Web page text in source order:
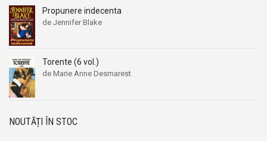
Aleksandr Beleaev
Alessandro Parronchi
Alex Mihai Stoenescu
Alexandr Soljenitin
Alexandra Jones
Alexandra Mosneaga
Alexandre Dumas
Aleksandr Beleaev
Alessandro Parronchi
Alex Mihai Stoenescu
Alexandr Soljenitin
Alexandra Jones
Alexandra Mosneaga
Alexandre Dumas
Propunere indecenta
de Jennifer Blake
Torente (6 vol.)
de Marie Anne Desmarest
NOUTĂȚI ÎN STOC